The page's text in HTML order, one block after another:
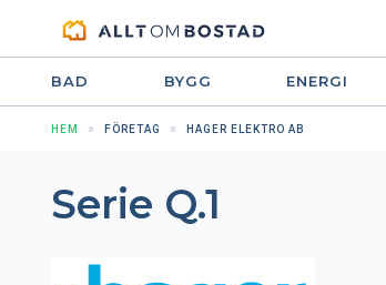
BAD BYGG ENERGI
HEM FÖRETAG HAGER ELEKTRO AB
Se­rie Q.1